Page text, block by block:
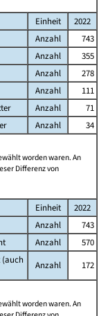
Einheit
2022
Anzahl
743
Anzahl
355
Anzahl
278
Anzahl
111
Anzahl
71
Anzahl
34
worden waren. An
Differenz von
Einheit
2022
Anzahl
743
Anzahl
570
(auch
Anzahl
172
worden waren. An